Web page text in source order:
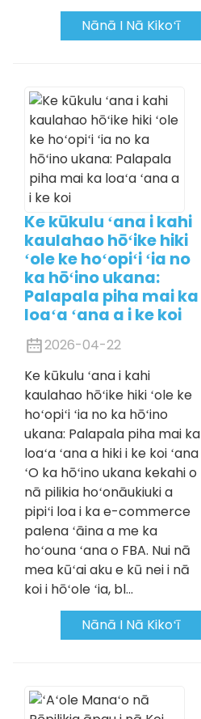
Nānā I Nā Kikoʻī
Ke kūkulu ʻana i kahi
kaulahao hōʻike hiki
ʻole ke hoʻopiʻi ʻia no
ka hōʻino ukana:
Palapala piha mai ka
loaʻa ʻana a i ke koi
2026-04-22
Ke kūkulu ʻana i kahi
kaulahao hōʻike hiki ʻole ke
hoʻopiʻi ʻia no ka hōʻino
ukana: Palapala piha mai ka
loaʻa ʻana a hiki i ke koi ʻana
ʻO ka hōʻino ukana kekahi o
nā pilikia hoʻonāukiuki a
pipiʻi loa i ka e-commerce
palena ʻāina a me ka
hoʻouna ʻana o FBA. Nui nā
mea kūʻai aku e kū nei i nā
koi i hōʻole ʻia, bl...
Nānā I Nā Kikoʻī